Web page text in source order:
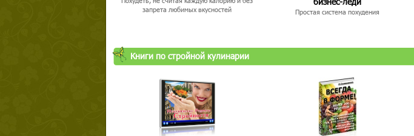
запрета любимых вкусностей
Простая система похудения
Книги по стройной кулинарии